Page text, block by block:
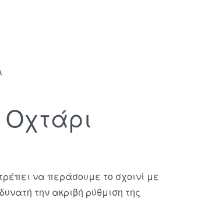
Οχτάρι
να περάσουμε το σχοινί με
την ακριβή ρύθμιση της